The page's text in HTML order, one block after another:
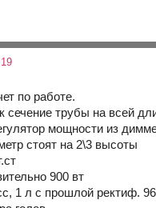
по работе.
сечение трубы на всей
мощности из
стоят на 2\3 высоты
900 вт
1 л с прошлой ректиф.